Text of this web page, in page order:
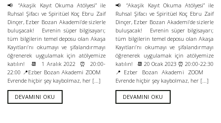
📢 “Akaşik Kayıt Okuma Atölyesi” ile
Ruhsal Şifacı ve Spiritüel Koç Ebru Zaif
Dinçer, Ezber Bozan Akademi’de sizlerle
buluşacak! Evrenin süper bilgisayarı;
tüm bilgilerin temel deposu olan Akaşa
Kayıtları’nı okumayı ve şifalandırmayı
öğrenerek uygulamak için atölyemize
katılın! 📆 1 Aralık 2022 ⏰ 20:00-
22:00 📍Ezber Bozan Akademi ZOOM
Evrende hiçbir şey kaybolmaz, her [...]
DEVAMINI OKU
📢 “Akaşik Kayıt Okuma Atölyesi” ile
Ruhsal Şifacı ve Spiritüel Koç Ebru Zaif
Dinçer, Ezber Bozan Akademi’de sizlerle
buluşacak! Evrenin süper bilgisayarı;
tüm bilgilerin temel deposu olan Akaşa
Kayıtları’nı okumayı ve şifalandırmayı
öğrenerek uygulamak için atölyemize
katılın! 📆 20 Ocak 2023 ⏰ 20:00-22:30
📍Ezber Bozan Akademi ZOOM
Evrende hiçbir şey kaybolmaz, her [...]
DEVAMINI OKU